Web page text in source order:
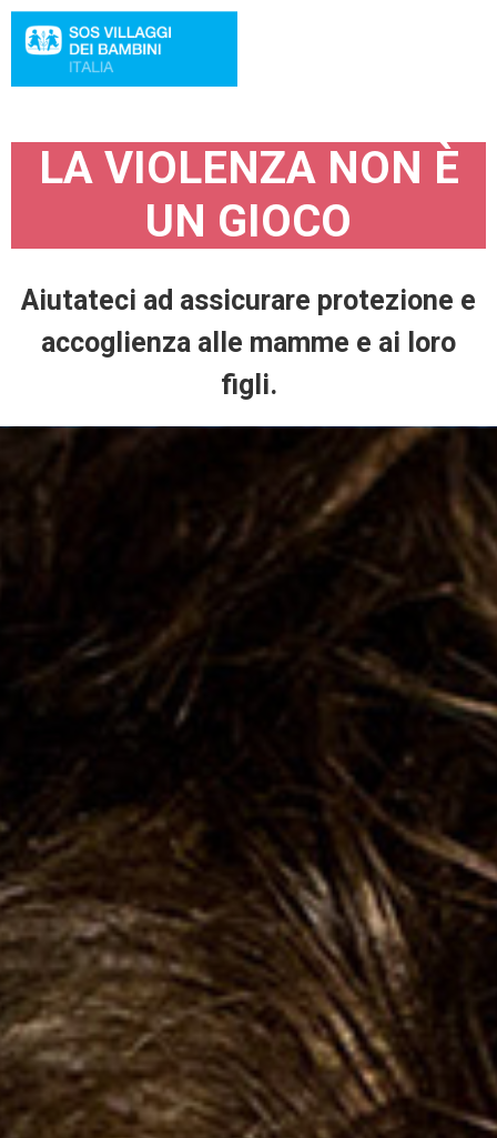
LA VIOLENZA NON È
UN GIOCO
Aiutateci ad assicurare protezione e
accoglienza alle mamme e ai loro
figli.